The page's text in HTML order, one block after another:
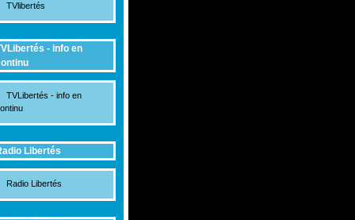
TVlibertés
- info en
TVLibertés - info en
Libertés
Radio Libertés